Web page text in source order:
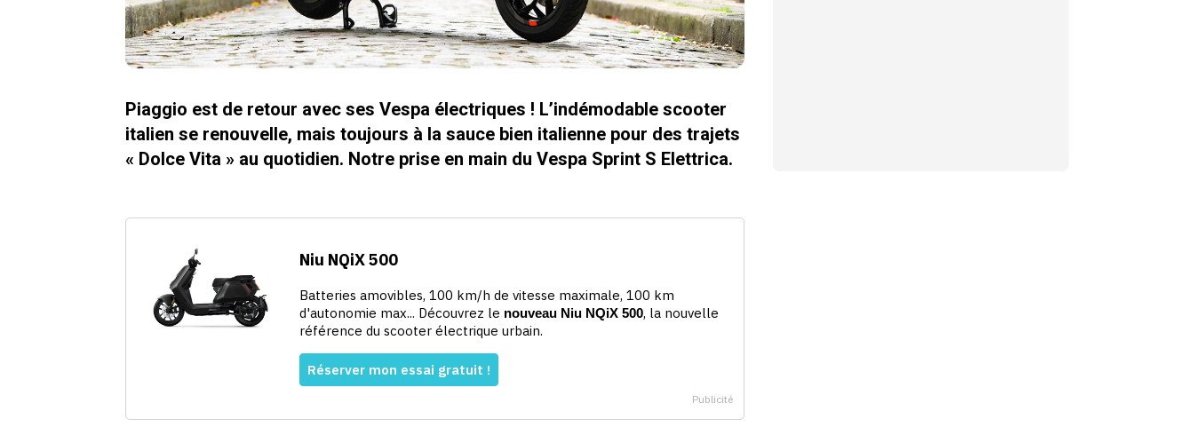
Piaggio est de retour avec ses Vespa électriques ! L’indémodable scooter
italien se renouvelle, mais toujours à la sauce bien italienne pour des trajets
« Dolce Vita » au quotidien. Notre prise en main du Vespa Sprint S Elettrica.